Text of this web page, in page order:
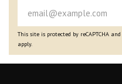
This site is protected by reCAPTCHA
apply.